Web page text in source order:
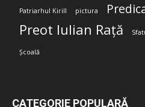
Patriarhul Kirill pictura
Preot Iulian Rață
Școală
CATEGORIE POPULARĂ